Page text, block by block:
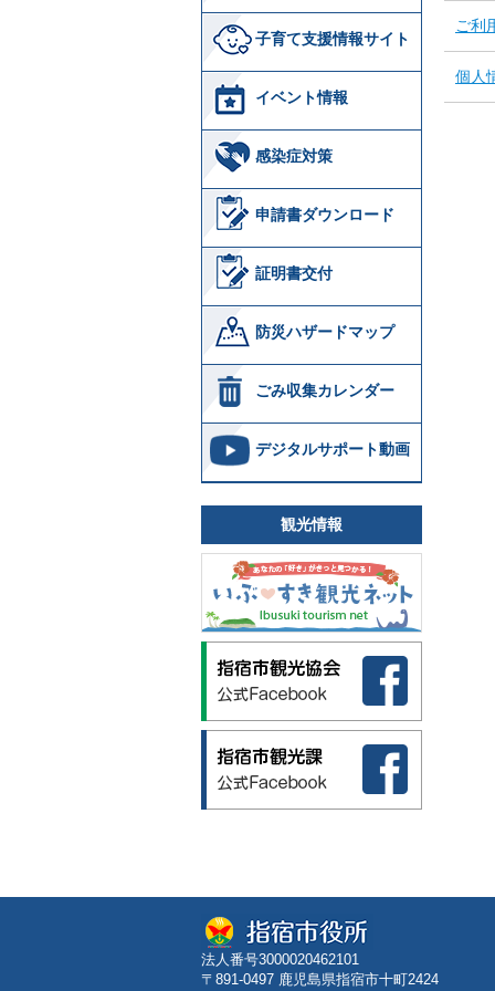
子育て支援情報サイト
イベント情報
感染症対策
申請書ダウンロード
証明書交付
防災ハザードマップ
ごみ収集カレンダー
デジタルサポート動画
観光情報
ご利
個人
法人番号3000020462101
〒891-0497 鹿児島県指宿市十町2424